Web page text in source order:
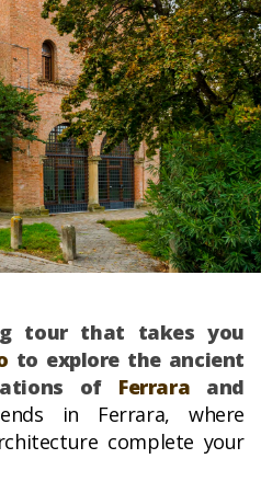
tour that takes you
to explore the ancient
of Ferrara and
in Ferrara, where
complete your